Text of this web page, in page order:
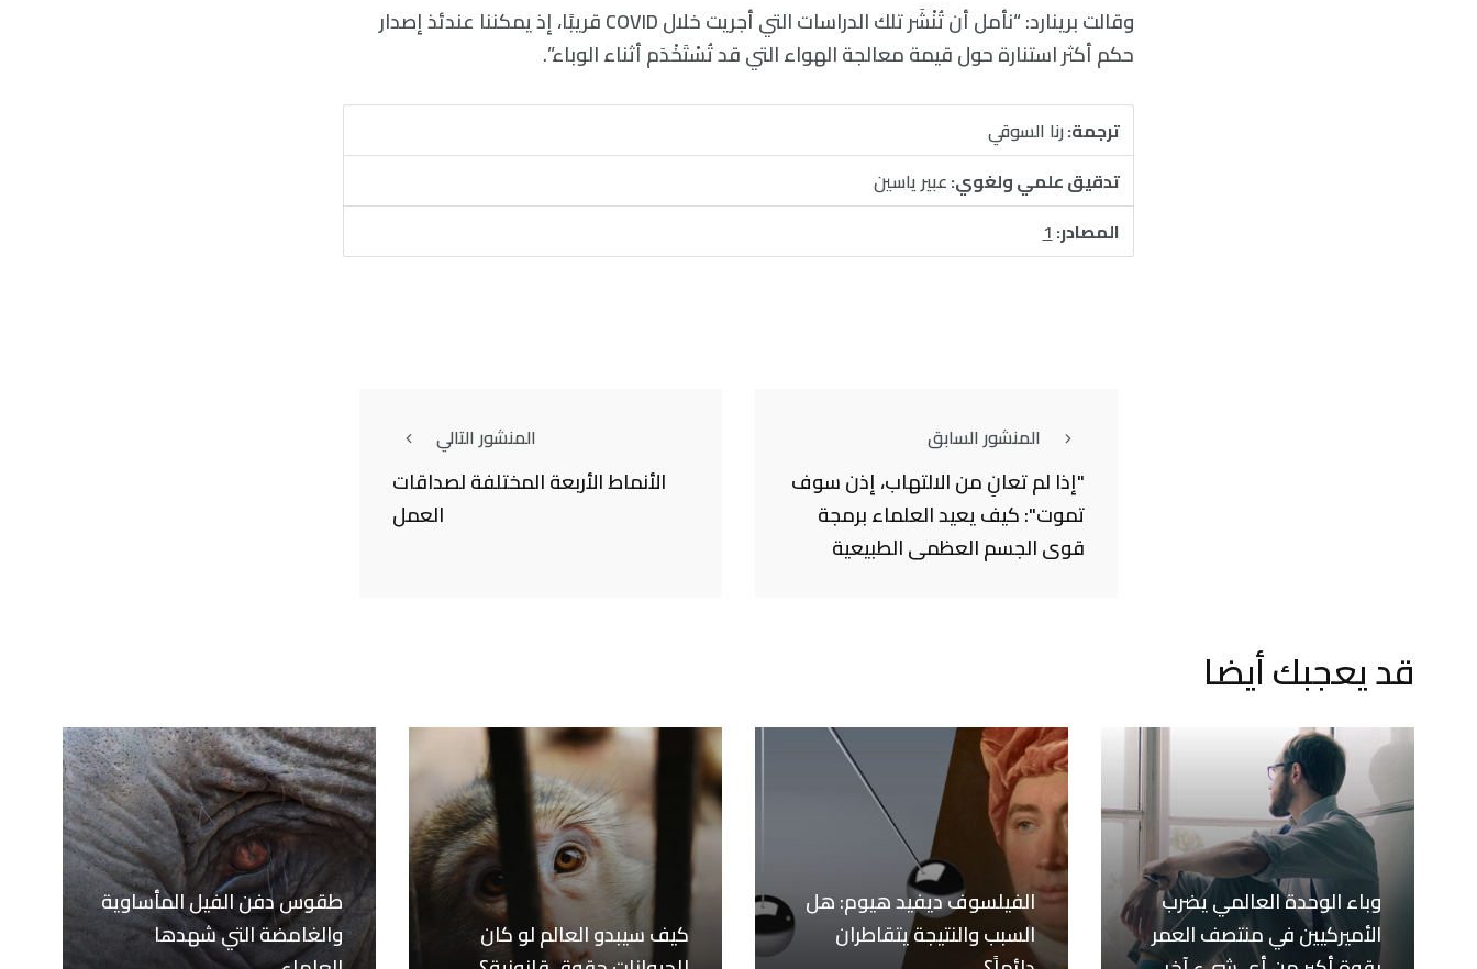
وقالت برينارد: “نأمل أن تُنْشَر تلك الدراسات التي أجريت خلال COVID قريبًا، إذ يمكننا عندئذ إصدار
حكم أكثر استنارة حول قيمة معالجة الهواء التي قد تُسْتَخْدَم أثناء الوباء”.
ترجمة:رنا السوقي
تدقيق علمي ولغوي:عبير ياسين
المصادر:1
المنشور السابق
"إذا لم تعانِ من الالتهاب، إذن سوف
تموت": كيف يعيد العلماء برمجة
قوى الجسم العظمى الطبيعية
المنشور التالي
الأنماط الأربعة المختلفة لصداقات
العمل
قد يعجبك أيضا
وباء الوحدة العالمي يضرب
الأميركيين في منتصف العمر
الفيلسوف ديفيد هيوم: هل
السبب والنتيجة يتقاطران
كيف سيبدو العالم لو كان
طقوس دفن الفيل المأساوية
والغامضة التي شهدها